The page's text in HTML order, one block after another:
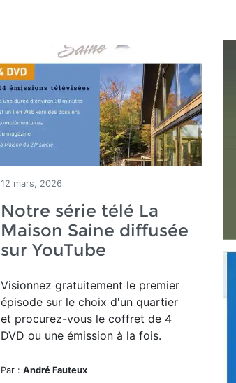
12 mars, 2026
Notre série télé La
Maison Saine diffusée
sur YouTube
Visionnez gratuitement le premier
épisode sur le choix d'un quartier
et procurez-vous le coffret de 4
DVD ou une émission à la fois.
Par : André Fauteux